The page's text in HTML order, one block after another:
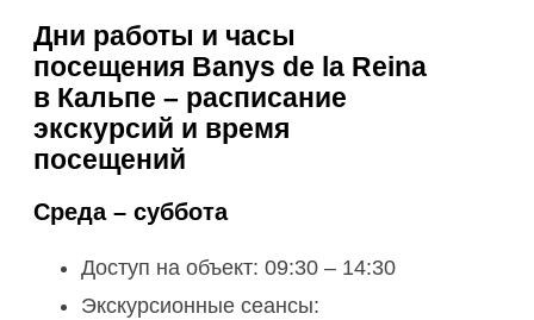
Дни работы и часы
посещения Banys de la Reina
в Кальпе – расписание
экскурсий и время
посещений
Среда – суббота
Доступ на объект: 09:30 – 14:30
Экскурсионные сеансы: